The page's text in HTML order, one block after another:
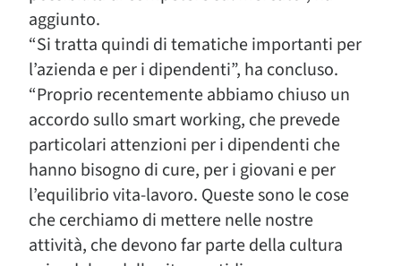
aggiunto.
“Si tratta quindi di tematiche importanti per
l’azienda e per i dipendenti”, ha concluso.
“Proprio recentemente abbiamo chiuso un
accordo sullo smart working, che prevede
particolari attenzioni per i dipendenti che
hanno bisogno di cure, per i giovani e per
l’equilibrio vita-lavoro. Queste sono le cose
che cerchiamo di mettere nelle nostre
attività, che devono far parte della cultura